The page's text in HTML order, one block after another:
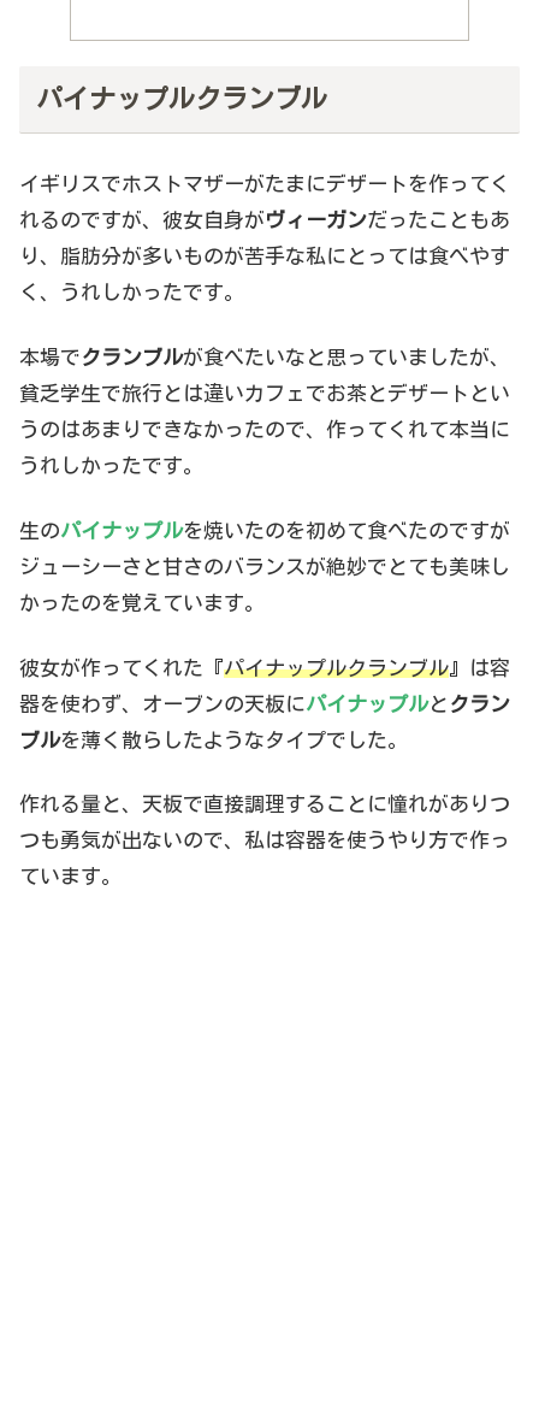
パイナップルクランブル
イギリスでホストマザーがたまにデザートを作ってく
れるのですが、彼女自身がヴィーガンだったこともあ
り、脂肪分が多いものが苦手な私にとっては食べやす
く、うれしかったです。
本場でクランブルが食べたいなと思っていましたが、
貧乏学生で旅行とは違いカフェでお茶とデザートとい
うのはあまりできなかったので、作ってくれて本当に
うれしかったです。
生のパイナップルを焼いたのを初めて食べたのですが
ジューシーさと甘さのバランスが絶妙でとても美味し
かったのを覚えています。
彼女が作ってくれた『パイナップルクランブル 』は容
器を使わず、オーブンの天板にパイナップルと クラン
ブルを薄く散らしたようなタイプでした。
作れる量と、天板で直接調理することに憧れがありつ
つも勇気が出ないので、私は容器を使うやり方で作っ
ています。